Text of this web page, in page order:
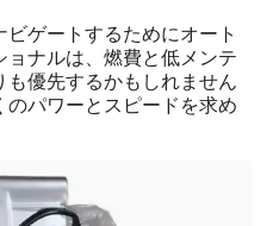
ゲートするためにオート
ナルは、燃費と低メンテ
優先するかもしれません
パワーとスピードを求め